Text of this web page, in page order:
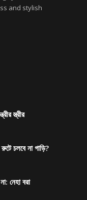
and stylish
স্ত্রীর
চলবে না গাড়ি?
নেহা বরা